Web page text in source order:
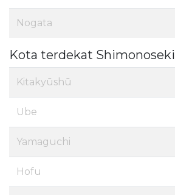
Nogata
Kota terdekat Shimonoseki
Kitakyūshū
Ube
Yamaguchi
Hofu